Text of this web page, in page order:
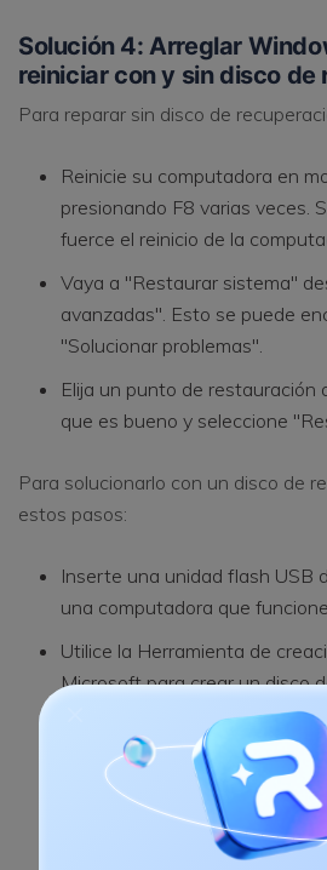
Solución 4: Arreglar
reiniciar con y sin disco de
Para reparar sin disco de
Reinicie su computadora en
presionando F8 varias veces.
fuerce el reinicio de la
Vaya a "Restaurar sistema"
avanzadas". Esto se puede
"Solucionar problemas".
Elija un punto de restauración
que es bueno y seleccione
Para solucionarlo con un disco de
estos pasos:
Inserte una unidad flash USB
una computadora que
Utilice la Herramienta de
Microsoft para crear un disco
Ahora insértelo nuevamente
está atascada al reiniciar
pantalla de la BIOS y